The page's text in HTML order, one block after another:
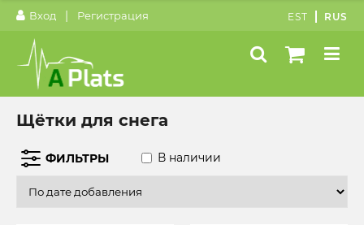
Вход | Регистрация EST RUS
Щётки для снега
ФИЛЬТРЫ В наличии